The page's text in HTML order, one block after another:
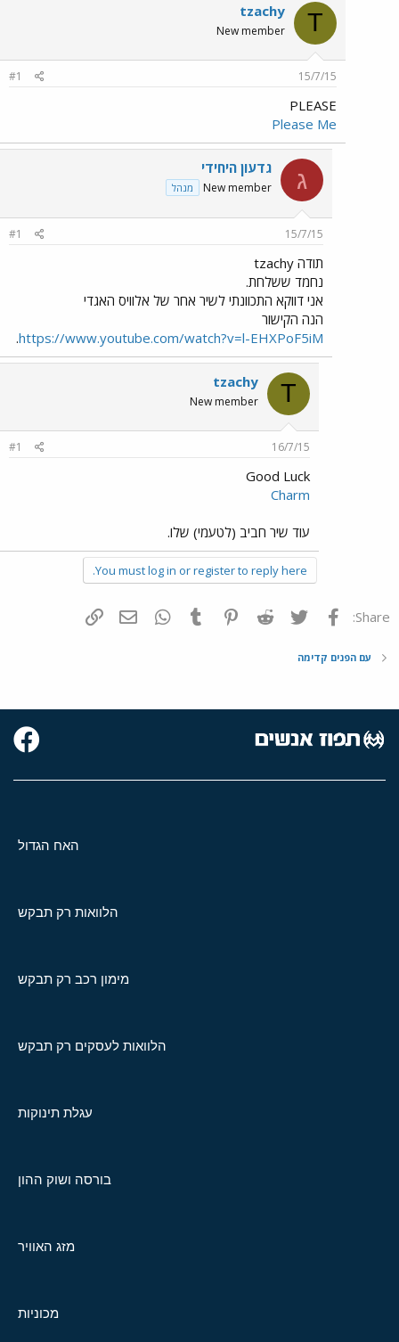
T
tzachy
New member
15/7/15
#1
PLEASE
Please Me
ג גדעון היחידי
New member מנהל
15/7/15
#1
תודה tzachy
נחמד ששלחת.
אני דווקא התכוונתי לשיר אחר של אלוויס האגדי
הנה הקישור
https://www.youtube.com/watch?v=l-EHXPoF5iM
.
T
tzachy
New member
16/7/15
#1
Good Luck
Charm
עוד שיר חביב (לטעמי) שלו.
You must log in or register to reply here.
Share: פייסבוק Twitter
Reddit
Pinterest
Tumblr
WhatsAppדואר אלקטרוני
עם הפנים קדימה
האח הגדול
הלוואות רק תבקש
מימון רכב רק תבקש
הלוואות לעסקים רק תבקש
עגלת תינוקות
בורסה ושוק ההון
מזג האוויר
מכוניות